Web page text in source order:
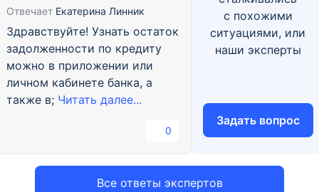
Все ответы экспертов
Отвечает Екатерина Линник
Здравствуйте! Узнать остаток
задолженности по кредиту
можно в приложении или
личном кабинете банка, а
также в; Читать далее...
0
с похожими
ситуациями, или
наши эксперты
Задать вопрос